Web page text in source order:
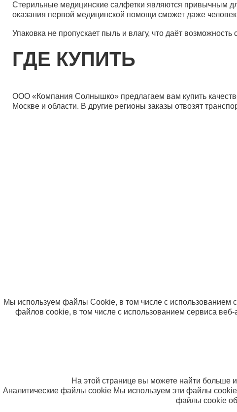
Стерильные медицинские салфетки являются привычным
оказания первой медицинской помощи сможет даже
Упаковка не пропускает пыль и влагу, что даёт
ГДЕ КУПИТЬ
ООО «Компания Солнышко» предлагаем вам купить
Москве и области. В другие регионы заказы отвозят
Мы используем файлы Cookie, в том числе с использованием
файлов cookie, в том числе с использованием сервиса веб-
На этой странице вы можете найти больше
Аналитические файлы cookie Мы используем эти файлы cookie
файлы cookie